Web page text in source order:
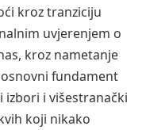
kroz tranziciju
uvjerenjem o
kroz nametanje
fundament
i višestranački
koji nikako